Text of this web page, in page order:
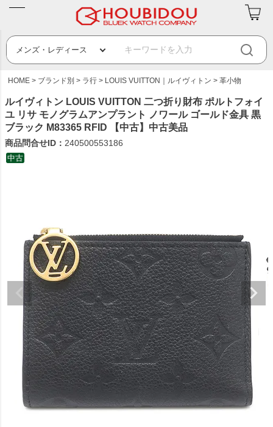
HOME ブランド別 ラ行 LOUIS VUITTON｜ルイヴィトン 革小物
ルイヴィトン LOUIS VUITTON 二つ折り財布 ポルトフォイ
ユ リサ モノグラムアンプラント ノワール ゴールド金具 黒
ブラック M83365 RFID 【中古】中古美品
商品問合せID： 240500553186
中古